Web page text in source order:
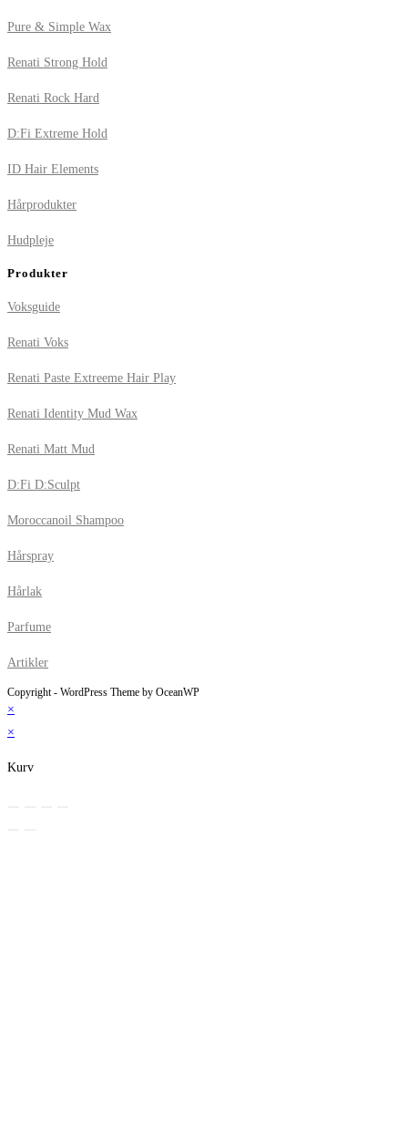
Pure & Simple Wax
Renati Strong Hold
Renati Rock Hard
D:Fi Extreme Hold
ID Hair Elements
Hårprodukter
Hudpleje
Produkter
Voksguide
Renati Voks
Renati Paste Extreeme Hair Play
Renati Identity Mud Wax
Renati Matt Mud
D:Fi D:Sculpt
Moroccanoil Shampoo
Hårspray
Hårlak
Parfume
Artikler
Copyright - WordPress Theme by OceanWP
×
×
Kurv